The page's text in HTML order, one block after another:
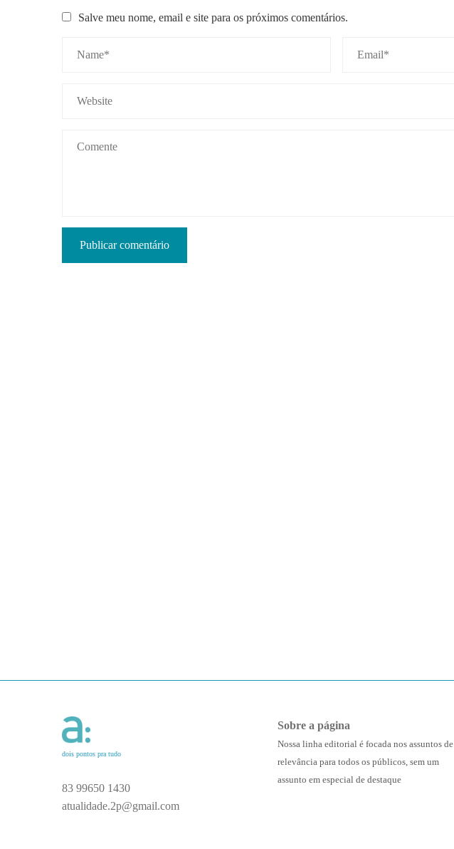
Salve meu nome, email e site para os próximos comentários.
dois pontos pra tudo
83 99650 1430
atualidade.2p@gmail.com
Sobre a página
Nossa linha editorial é focada nos assuntos de
relevância para todos os públicos, sem um
assunto em especial de destaque